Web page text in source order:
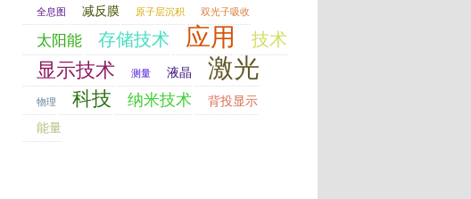
全息图 减反膜 原子层沉积 双光子吸收
太阳能 存储技术 应用 技术
显示技术 测量 液晶 激光
物理 科技 纳米技术
背投显示
能量